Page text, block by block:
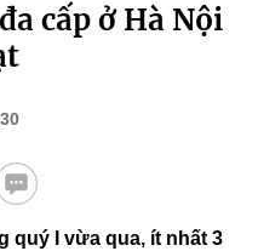
cấp ở Hà Nội
quý I vừa qua, ít nhất 3